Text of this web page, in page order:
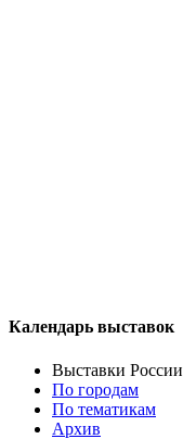
Календарь выставок
Выставки России
По городам
По тематикам
Архив